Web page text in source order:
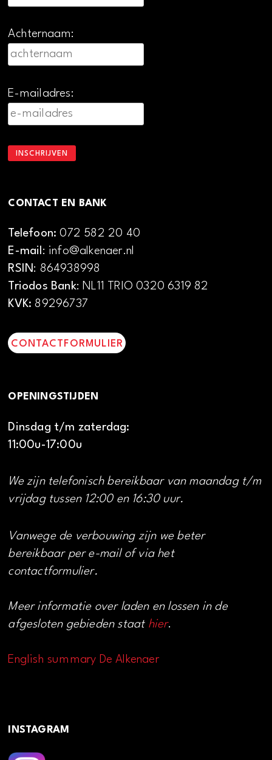
Achternaam:
E-mailadres:
CONTACT EN BANK
Telefoon:072 582 20 40
E-mail: info@alkenaer.nl
RSIN: 864938998
Triodos Bank: NL11 TRIO 0320 6319 82
KVK: 89296737
CONTACTFORMULIER
OPENINGSTIJDEN
Dinsdag t/m zaterdag:
11:00u-17:00u
We zijn telefonisch bereikbaar van maandag t/m
vrijdag tussen 12:00 en 16:30 uur.
Vanwege de verbouwing zijn we beter
bereikbaar per e-mail of via het
contactformulier.
Meer informatie over laden en lossen in de
afgesloten gebieden staat hier.
English summary De Alkenaer
INSTAGRAM